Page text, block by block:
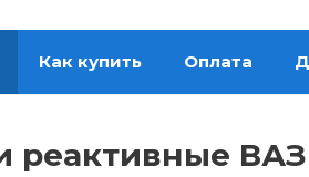
Как купить Оплата
реактивные ВАЗ